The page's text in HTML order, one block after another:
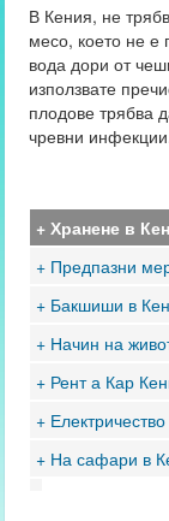
В Кения, не
месо, което не е
вода дори от
използвате
плодове трябва
чревни
+ Хранене в
+ Предпазни
+ Бакшиши в
+ Начин на
+ Рент а Кар
+
+ На сафари в